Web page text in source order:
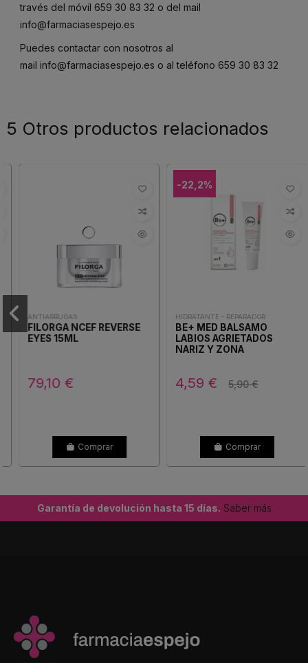
través del móvil 659 30 83 32 o del mail
info@farmaciasespejo.es
Puedes contactar con nosotros al
mail info@farmaciasespejo.es o al teléfono 659 30 83 32
5 Otros productos relacionados
ANTIARRUGAS
FILORGA NCEF REVERSE
EYES 15ML
79,10 €
Comprar
-22,2%
HIDRATANTE - REPARADOR
BE+ MED BALSAMO
LABIOS AGRIETADOS
NARIZ Y ZONA
4,59 € 5,90 €
Comprar
Garantía de devolución hasta 15 días. Saber más